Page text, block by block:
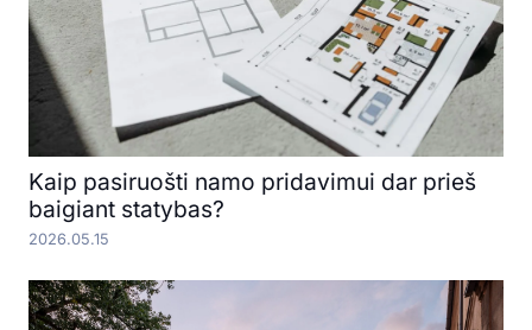
Kaip pasiruošti namo pridavimui dar prieš
baigiant statybas?
2026.05.15